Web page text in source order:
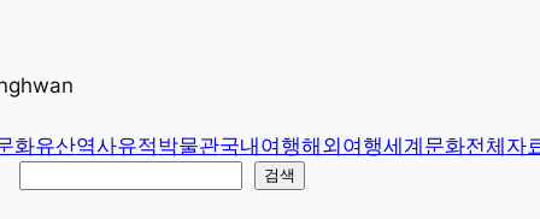
화유산역사유적박물관국내여행해외여행세계문화전체 자
검색